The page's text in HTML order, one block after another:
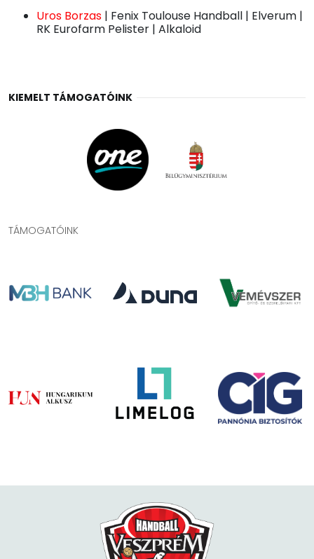
Uros Borzas | Fenix Toulouse Handball | Elverum |
RK Eurofarm Pelister | Alkaloid
KIEMELT TÁMOGATÓINK
TÁMOGATÓINK